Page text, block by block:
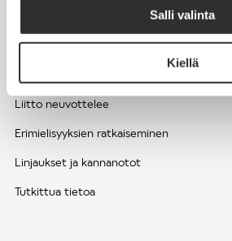
Salli valinta
Kiellä
EDUNVALVONTA
Liitto neuvottelee
Erimielisyyksien ratkaiseminen
Linjaukset ja kannanotot
Tutkittua tietoa